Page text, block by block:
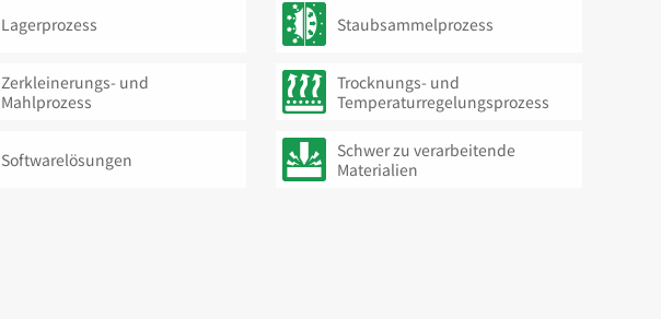
Lagerprozess Staubsammelprozess
Zerkleinerungs- und
Mahlprozess
Trocknungs- und
Temperaturregelungsprozess
Softwarelösungen
Schwer zu verarbeitende
Materialien